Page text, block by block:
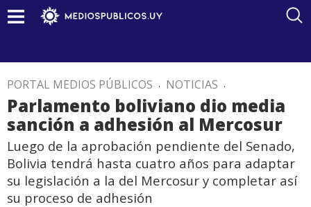
PORTAL MEDIOS PÚBLICOS . NOTICIAS .
Parlamento boliviano dio media
sanción a adhesión al Mercosur
Luego de la aprobación pendiente del Senado,
Bolivia tendrá hasta cuatro años para adaptar
su legislación a la del Mercosur y completar así
su proceso de adhesión